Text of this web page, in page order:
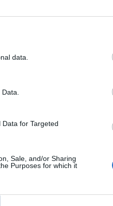
data.
for Targeted
Sale, and/or Sharing
Purposes for which it
800+. Nowa propozycja dla
Policzyliśmy, ile może
piątek)